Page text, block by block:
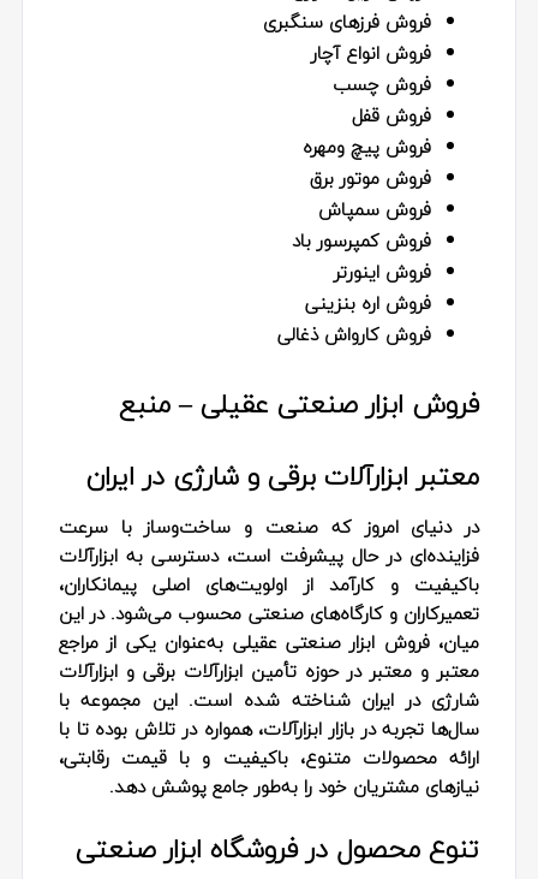
فروش فرزهای سنگبری
فروش انواع آچار
فروش چسب
فروش قفل
فروش پیچ ومهره
فروش موتور برق
فروش سمپاش
فروش کمپرسور باد
فروش اینورتر
فروش اره بنزینی
فروش کارواش ذغالی
فروش ابزار صنعتی عقیلی – منبع
معتبر ابزارآلات برقی و شارژی در ایران
در دنیای امروز که صنعت و ساخت‌وساز با سرعت
فزاینده‌ای در حال پیشرفت است، دسترسی به ابزارآلات
باکیفیت و کارآمد از اولویت‌های اصلی پیمانکاران،
تعمیرکاران و کارگاه‌های صنعتی محسوب می‌شود. در این
میان، فروش ابزار صنعتی عقیلی به‌عنوان یکی از مراجع
معتبر و معتبر در حوزه تأمین ابزارآلات برقی و ابزارآلات
شارژی در ایران شناخته شده است. این مجموعه با
سال‌ها تجربه در بازار ابزارآلات، همواره در تلاش بوده تا با
ارائه محصولات متنوع، باکیفیت و با قیمت رقابتی،
نیازهای مشتریان خود را به‌طور جامع پوشش دهد.
تنوع محصول در فروشگاه ابزار صنعتی